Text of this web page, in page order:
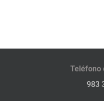
Teléfono
983